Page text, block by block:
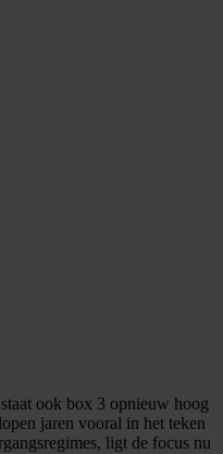
ook box 3 opnieuw hoog
jaren vooral in het teken
ligt de focus nu